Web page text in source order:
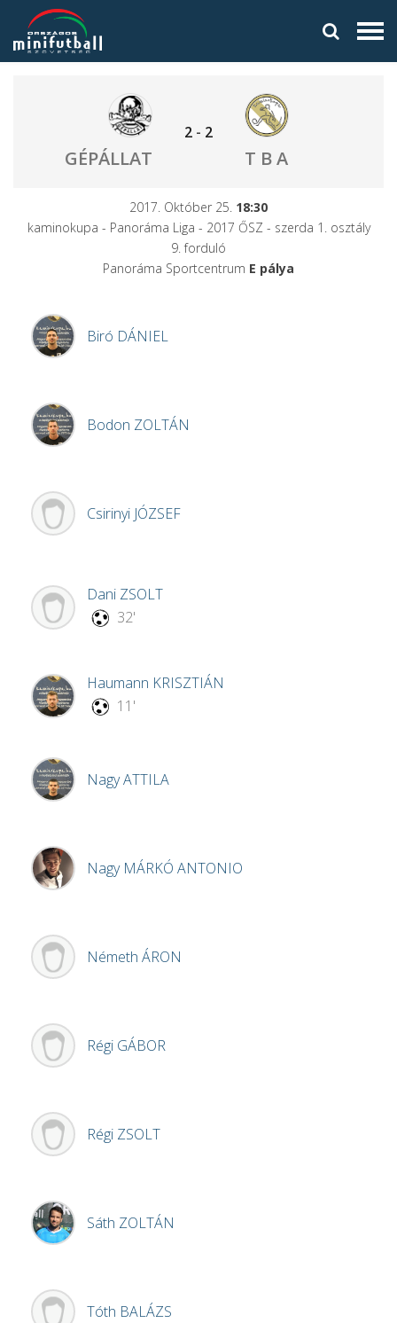
GÉPÁLLAT
2- 2
T B A
2017. Október 25. 18:30
kaminokupa - Panoráma Liga - 2017 ŐSZ - szerda 1. osztály
9. forduló
Panoráma Sportcentrum E pálya
Biró DÁNIEL
Bodon ZOLTÁN
Csirinyi JÓZSEF
Dani ZSOLT
32'
Haumann KRISZTIÁN
11'
NagyATTILA
Nagy MÁRKÓ ANTONIO
Németh ÁRON
Régi GÁBOR
Régi ZSOLT
Sáth ZOLTÁN
Tóth BALÁZS